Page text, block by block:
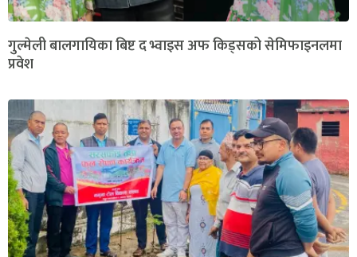
गुल्मेली बालगायिका बिष्ट द भ्वाइस अफ किड्सको सेमिफाइनलमा
प्रवेश